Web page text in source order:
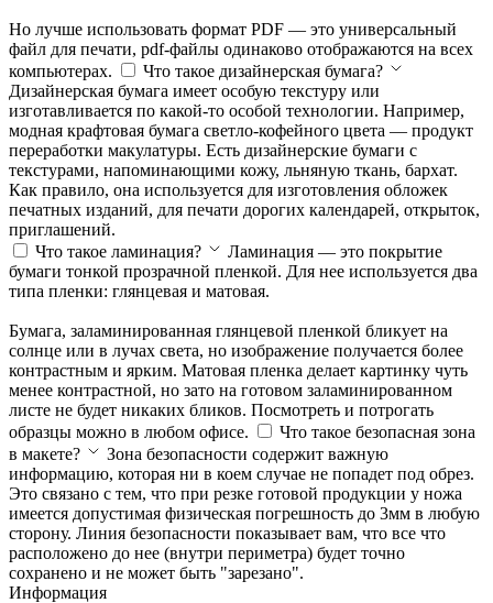
Но лучше использовать формат PDF — это универсальный
файл для печати, pdf-файлы одинаково отображаются на всех
компьютерах.
Что такое дизайнерская бумага?
Дизайнерская бумага имеет особую текстуру или
изготавливается по какой-то особой технологии. Например,
модная крафтовая бумага светло-кофейного цвета — продукт
переработки макулатуры. Есть дизайнерские бумаги с
текстурами, напоминающими кожу, льняную ткань, бархат.
Как правило, она используется для изготовления обложек
печатных изданий, для печати дорогих календарей, открыток,
приглашений.
Что такое ламинация?
Ламинация — это покрытие
бумаги тонкой прозрачной пленкой. Для нее используется два
типа пленки: глянцевая и матовая.
Бумага, заламинированная глянцевой пленкой бликует на
солнце или в лучах света, но изображение получается более
контрастным и ярким. Матовая пленка делает картинку чуть
менее контрастной, но зато на готовом заламинированном
листе не будет никаких бликов. Посмотреть и потрогать
образцы можно в любом офисе.
Что такое безопасная зона
в макете?
Зона безопасности содержит важную
информацию, которая ни в коем случае не попадет под обрез.
Это связано с тем, что при резке готовой продукции у ножа
имеется допустимая физическая погрешность до 3мм в любую
сторону. Линия безопасности показывает вам, что все что
расположено до нее (внутри периметра) будет точно
сохранено и не может быть "зарезано".
Информация